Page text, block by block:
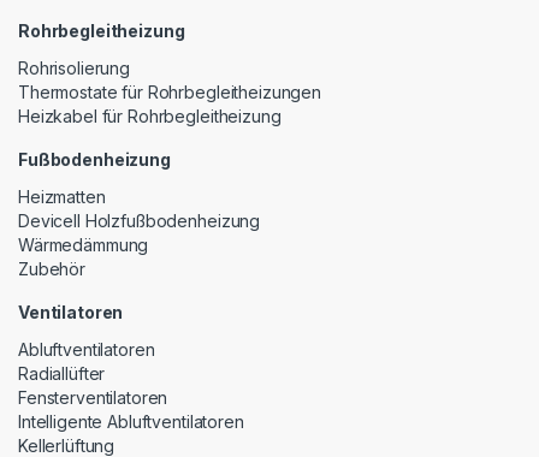
Rohrbegleitheizung
Rohrisolierung
Thermostate für Rohrbegleitheizungen
Heizkabel für Rohrbegleitheizung
Fußbodenheizung
Heizmatten
Devicell Holzfußbodenheizung
Wärmedämmung
Zubehör
Ventilatoren
Abluftventilatoren
Radiallüfter
Fensterventilatoren
Intelligente Abluftventilatoren
Kellerlüftung